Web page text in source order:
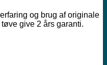
og brug af originale
give 2 års garanti.